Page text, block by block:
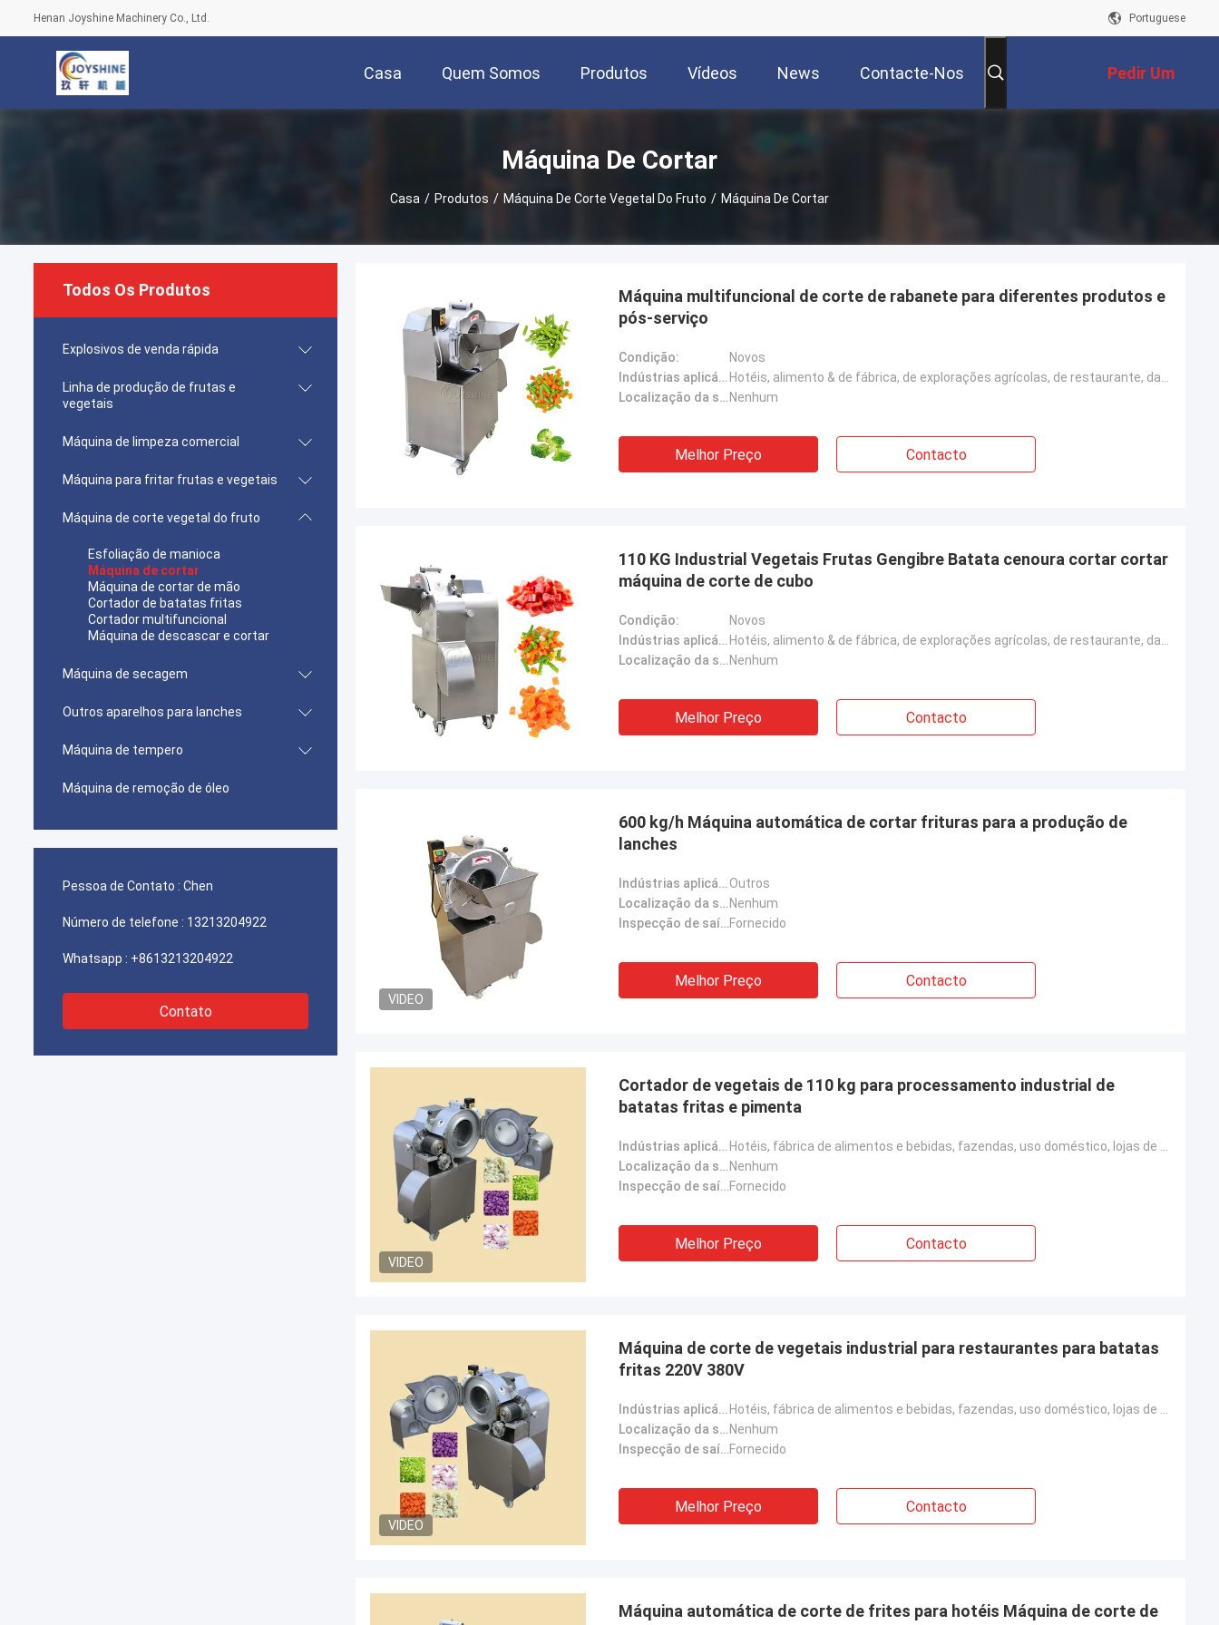
Henan Joyshine Machinery Co., Ltd. Portuguese
Casa Quem Somos Produtos Vídeos News Contacte-Nos Pedir Um
Orçamento
Máquina De Cortar
Casa / Produtos / Máquina De Corte Vegetal Do Fruto / Máquina De Cortar
Todos Os Produtos
Explosivos de venda rápida
Linha de produção de frutas e
vegetais
Máquina de limpeza comercial
Máquina para fritar frutas e vegetais
Máquina de corte vegetal do fruto
Esfoliação de manioca
Máquina de cortar
Máquina de cortar de mão
Cortador de batatas fritas
Cortador multifuncional
Máquina de descascar e cortar
Máquina de secagem
Outros aparelhos para lanches
Máquina de tempero
Máquina de remoção de óleo
Pessoa de Contato : Chen
Número de telefone : 13213204922
Whatsapp : +8613213204922
Contato
Máquina multifuncional de corte de rabanete para diferentes produtos e
pós-serviço
Condição:
Novos
Indústrias aplicáveis:
Localização da sala de exposição: Nenhum
Melhor Preço Contacto
110 KG Industrial Vegetais Frutas Gengibre Batata cenoura cortar cortar
máquina de corte de cubo
Condição:
Novos
Indústrias aplicáveis:
Localização da sala de exposição: Nenhum
Melhor Preço Contacto
VIDEO
600 kg/h Máquina automática de cortar frituras para a produção de
lanches
Indústrias aplicáveis: Outros
Localização da sala de exposição: Nenhum
Inspecção de saída por vídeo:Fornecido
Melhor Preço Contacto
VIDEO
Cortador de vegetais de 110 kg para processamento industrial de
batatas fritas e pimenta
Indústrias aplicáveis:
Localização da sala de exposição: Nenhum
Inspecção de saída por vídeo:Fornecido
Melhor Preço Contacto
VIDEO
Máquina de corte de vegetais industrial para restaurantes para batatas
fritas 220V 380V
Indústrias aplicáveis:
Localização da sala de exposição: Nenhum
Inspecção de saída por vídeo:Fornecido
Melhor Preço Contacto
Máquina automática de corte de frites para hotéis Máquina de corte de